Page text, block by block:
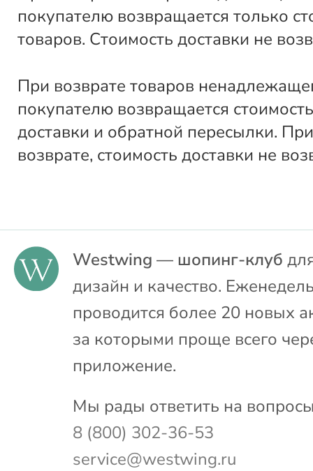
покупателю возвращается только
товаров. Стоимость доставки не
При возврате товаров
покупателю возвращается
доставки и обратной пересылки.
возврате, стоимость доставки не
Westwing — шопинг-клуб
дизайн и качество.
проводится более 20 новых
за которыми проще всего
приложение.
Мы рады ответить на
8 (800) 302-36-53
service@westwing.ru